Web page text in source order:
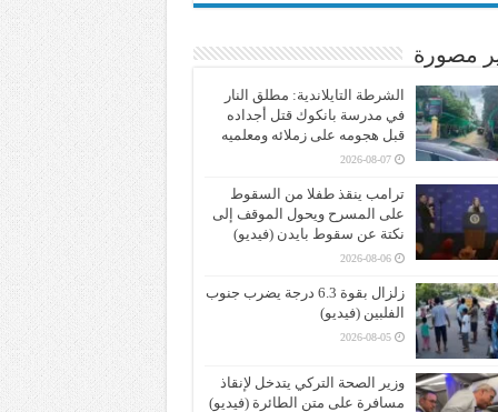
مصورة
الشرطة التايلاندية: مطلق النار
في مدرسة بانكوك قتل أجداده
قبل هجومه على زملائه ومعلميه
2026-08-07
ترامب ينقذ طفلا من السقوط
على المسرح ويحول الموقف إلى
نكتة عن سقوط بايدن (فيديو)
2026-08-06
زلزال بقوة 6.3 درجة يضرب جنوب
الفلبين (فيديو)
2026-08-05
وزير الصحة التركي يتدخل لإنقاذ
مسافرة على متن الطائرة (فيديو)